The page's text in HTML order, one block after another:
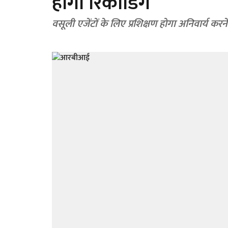
वसूली एजेंटों के लिए प्रशिक्षण होगा अनिवार्य करने